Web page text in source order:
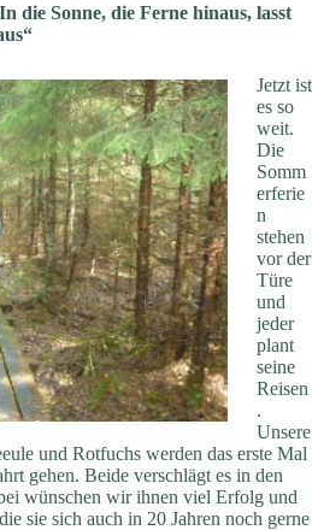
Ferne hinaus, lasst
Jetzt ist
es so
weit.
Die
Somm
erferie
n
stehen
vor der
Türe
und
jeder
plant
seine
Reisen
.
Unsere
und Rotfuchs werden das erste Mal
gehen. Beide verschlägt es in den
wünschen wir ihnen viel Erfolg und
sie sich auch in 20 Jahren noch gerne